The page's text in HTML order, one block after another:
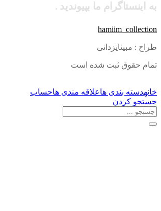
به اینستاگرام ما بپیوندید .
hamiim_collection
طراح : مبینایزدانی
تمام حقوق ثبت شده است
خانهدسته بندی هاعلاقه مندی هاحساب
جستجو کردن